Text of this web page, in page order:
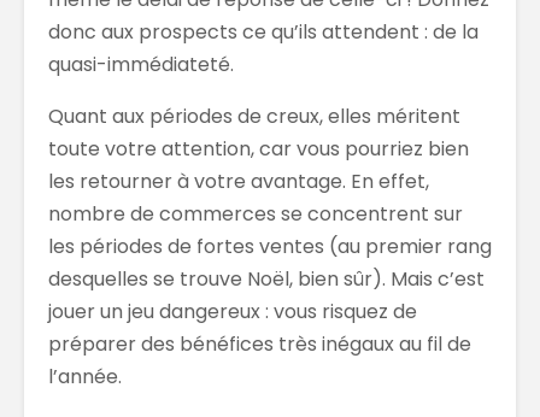
donc aux prospects ce qu’ils attendent : de la
quasi-immédiateté.
Quant aux périodes de creux, elles méritent
toute votre attention, car vous pourriez bien
les retourner à votre avantage. En effet,
nombre de commerces se concentrent sur
les périodes de fortes ventes (au premier rang
desquelles se trouve Noël, bien sûr). Mais c’est
jouer un jeu dangereux : vous risquez de
préparer des bénéfices très inégaux au fil de
l’année.